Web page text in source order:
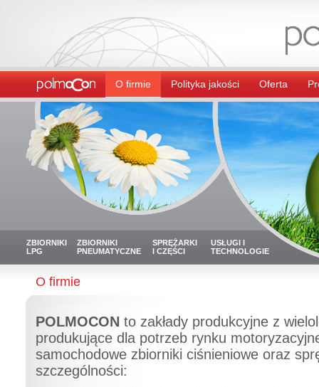
O firmie Polityka jakości Oferta
ZBIORNIKI
LPG
ZBIORNIKI
PNEUMATYCZNE
SPRĘŻARKI
I CZĘŚCI
USŁUGI I
TECHNOLOGIE
O firmie
POLMOCON to zakłady produkcyjne z
produkujące dla potrzeb rynku
samochodowe zbiorniki ciśnieniowe oraz
szczególności: